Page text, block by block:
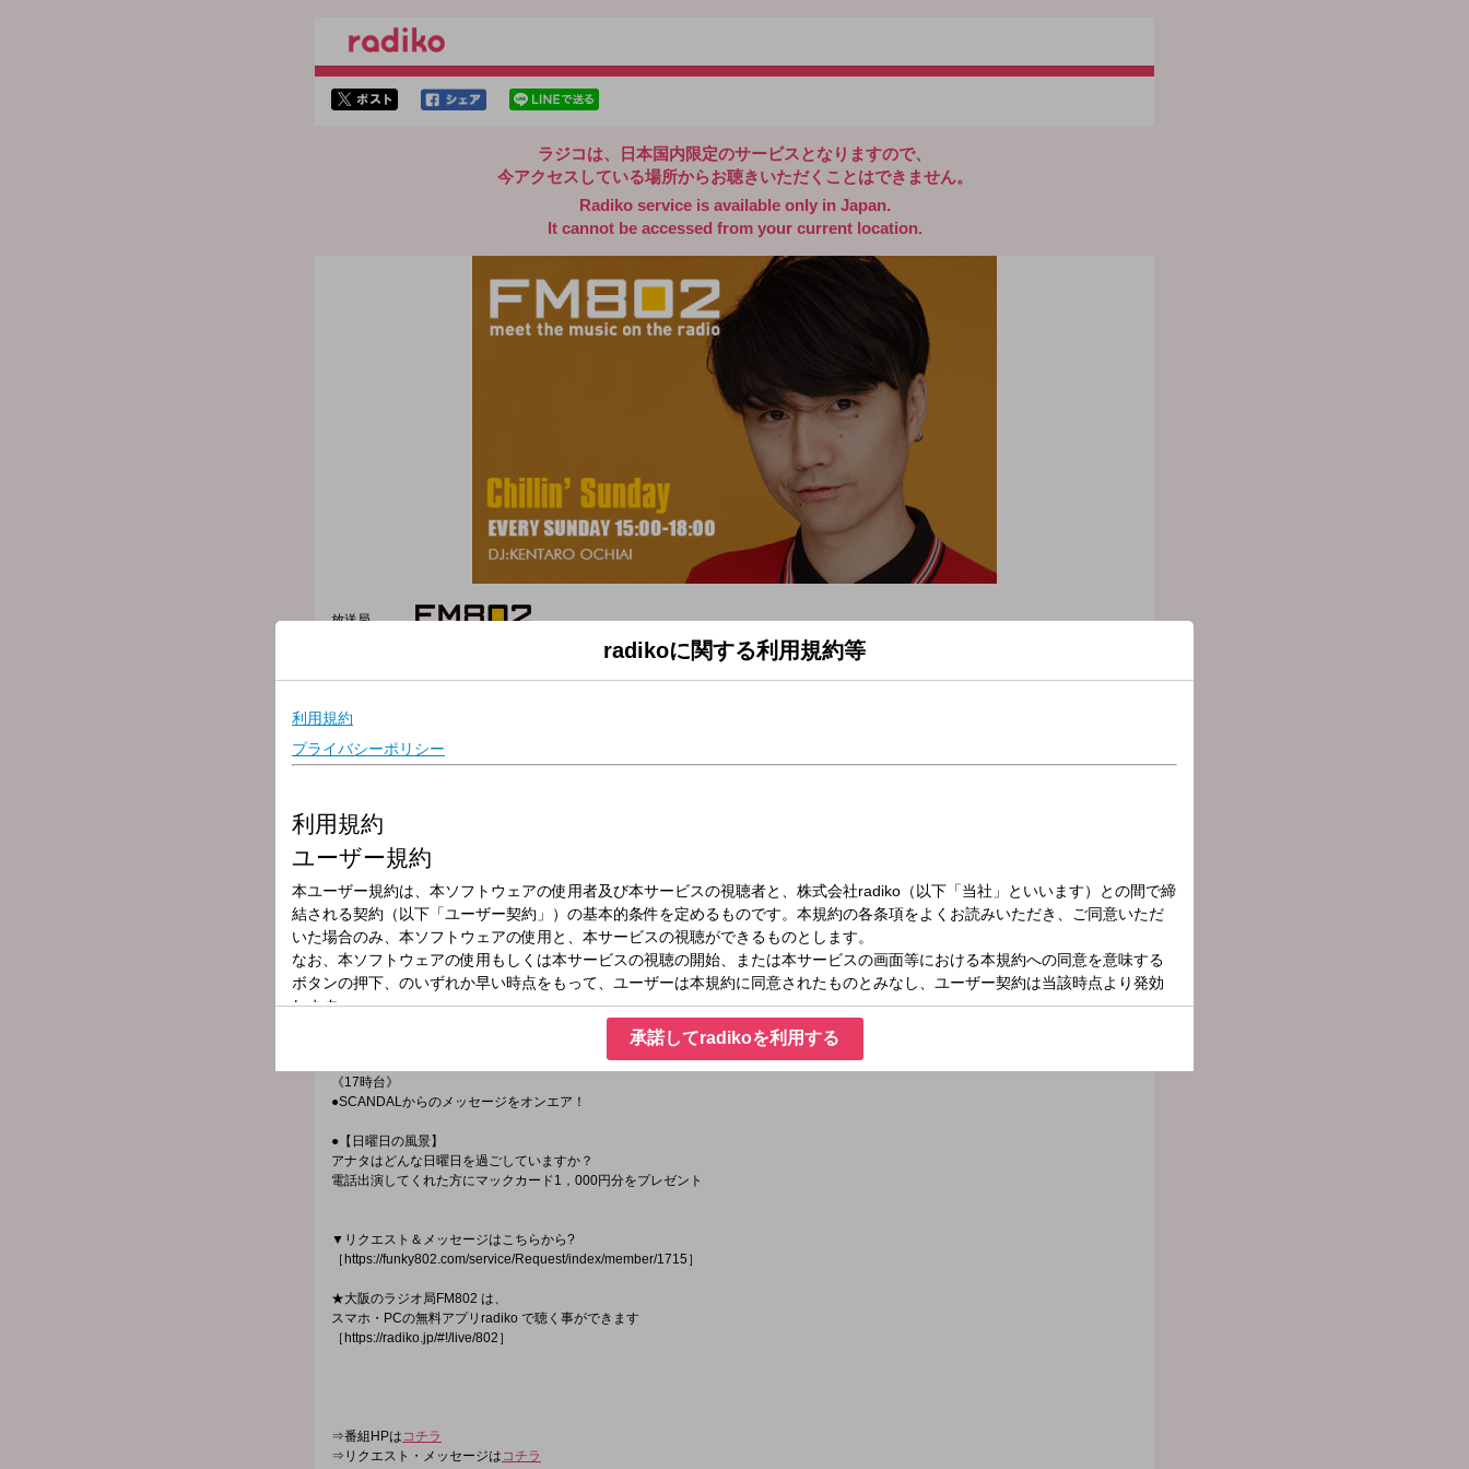
ラジコは、日本国内限定のサービスとなりますので、
今アクセスしている場所からお聴きいただくことはできません。
Radiko service is available only in Japan.
It cannot be accessed from your current location.
放送局
2026年5月31日（日）15:00～16:00
番組名
Chillin’ Sunday(15時台)
♪Chillin’ Sunday♪
【hashtag】#ちりん
《15時台》
●【グラングリーン大阪 Walk in The PARK】
JR大阪駅直結の複合施設「グラングリーン大阪」の様々なトピックスをお届け。
《16時台》
●YTへのインタビューをオンエア！
●【京都銀行 JAZZIN’ PARK】
《17時台》
●SCANDALからのメッセージをオンエア！
●【日曜日の風景】
アナタはどんな日曜日を過ごしていますか？
電話出演してくれた方にマックカード1，000円分をプレゼント
▼リクエスト＆メッセージはこちらから?
［https://funky802.com/service/Request/index/member/1715］
★大阪のラジオ局FM802 は、
スマホ・PCの無料アプリradiko で聴く事ができます
［https://radiko.jp/#!/live/802］
⇒番組HPは コチラ
⇒リクエスト・メッセージは コチラ
radikoに関する利用規約等
承諾してradikoを利用する